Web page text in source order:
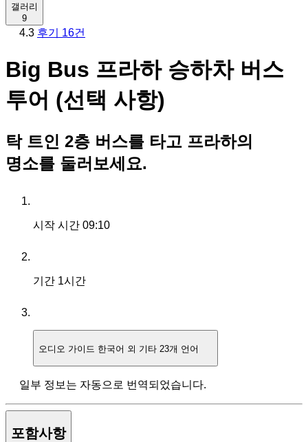
갤러리
9
4.3 후기 16건
Big Bus 프라하 승하차 버스
투어 (선택 사항)
탁 트인 2층 버스를 타고 프라하의
명소를 둘러보세요.
시작 시간 09:10
기간 1시간
오디오 가이드 한국어 외 기타 23개 언어
일부 정보는 자동으로 번역되었습니다.
포함사항